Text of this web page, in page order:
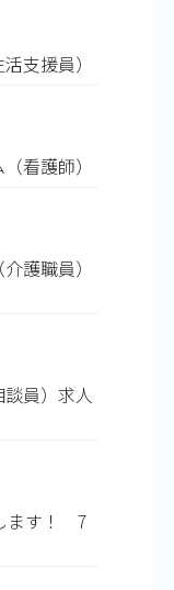
支援員）
看護師）
護職員）
談員）求人
ます！ 7